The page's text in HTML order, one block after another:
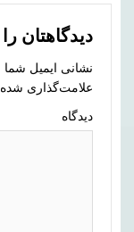
دیدگاهتان را
نشانی ایمیل شما
علامت‌گذاری
دیدگاه